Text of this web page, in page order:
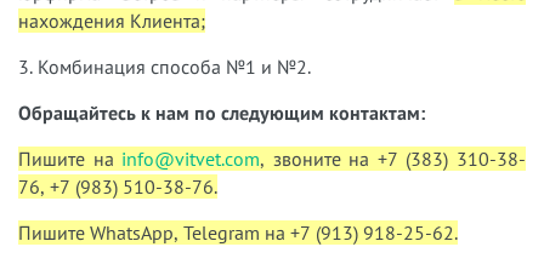
нахождения Клиента;
3. Комбинация способа №1 и №2.
Обращайтесь к нам по следующим контактам:
Пишите на info@vitvet.com, звоните на +7 (383) 310-38-
76, +7 (983) 510-38-76.
Пишите WhatsApp, Telegram на +7 (913) 918-25-62.